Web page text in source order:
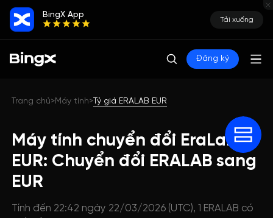
BingX App
Tải xuống
Đăng ký
Trang chủ>Máy tính>Tỷ giá ERALAB EUR
Máy tính chuyển đổi EraLabs
EUR: Chuyển đổi ERALAB sang
EUR
Tính đến 22:42 ngày 22/03/2026 (UTC), 1 ERALAB có